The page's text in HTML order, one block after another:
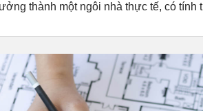
thành một ngôi nhà thực tế, có tính